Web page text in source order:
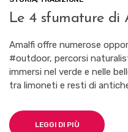
Le 4 sfumature di
Amalfi offre numerose
#outdoor, percorsi
immersi nel verde e nelle
tra limoneti e resti di
LEGGI DI PIÙ